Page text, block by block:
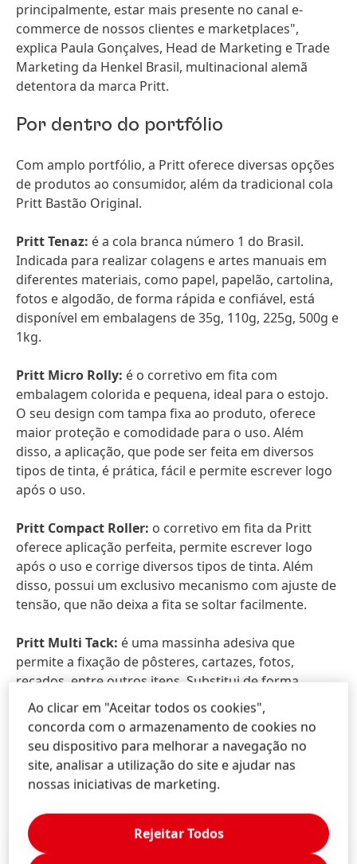
principalmente, estar mais presente no canal e-
commerce de nossos clientes e marketplaces",
explica Paula Gonçalves, Head de Marketing e Trade
Marketing da Henkel Brasil, multinacional alemã
detentora da marca Pritt.
Por dentro do portfólio
Com amplo portfólio, a Pritt oferece diversas opções
de produtos ao consumidor, além da tradicional cola
Pritt Bastão Original.
Pritt Tenaz: é a cola branca número 1 do Brasil.
Indicada para realizar colagens e artes manuais em
diferentes materiais, como papel, papelão, cartolina,
fotos e algodão, de forma rápida e confiável, está
disponível em embalagens de 35g, 110g, 225g, 500g e
1kg.
Pritt Micro Rolly: é o corretivo em fita com
embalagem colorida e pequena, ideal para o estojo.
O seu design com tampa fixa ao produto, oferece
maior proteção e comodidade para o uso. Além
disso, a aplicação, que pode ser feita em diversos
tipos de tinta, é prática, fácil e permite escrever logo
após o uso.
Pritt Compact Roller: o corretivo em fita da Pritt
oferece aplicação perfeita, permite escrever logo
após o uso e corrige diversos tipos de tinta. Além
disso, possui um exclusivo mecanismo com ajuste de
tensão, que não deixa a fita se soltar facilmente.
Pritt Multi Tack: é uma massinha adesiva que
permite a fixação de pôsteres, cartazes, fotos,
recados, entre outros itens. Substitui de forma
versátil as tachinhas ou fitas adesivas, além de ser
reutilizável e facilmente removível.
Ao clicar em "Aceitar todos os cookies",
concorda com o armazenamento de cookies no
seu dispositivo para melhorar a navegação no
site, analisar a utilização do site e ajudar nas
nossas iniciativas de marketing.
Rejeitar Todos